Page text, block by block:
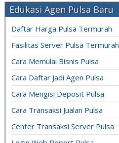
Edukasi Agen Pulsa Baru
Daftar Harga Pulsa Termurah
Fasilitas Server Pulsa Termurah
Cara Memulai Bisnis Pulsa
Cara Daftar Jadi Agen Pulsa
Cara Mengisi Deposit Pulsa
Cara Transaksi Jualan Pulsa
Center Transaksi Server Pulsa